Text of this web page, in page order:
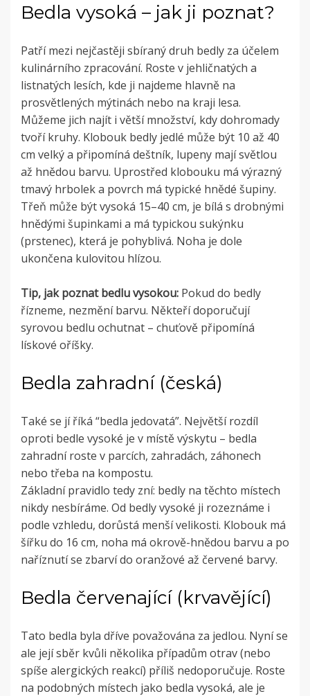
Bedla vysoká – jak ji poznat?
Patří mezi nejčastěji sbíraný druh bedly za účelem
kulinárního zpracování. Roste v jehličnatých a
listnatých lesích, kde ji najdeme hlavně na
prosvětlených mýtinách nebo na kraji lesa.
Můžeme jich najít i větší množství, kdy dohromady
tvoří kruhy. Klobouk bedly jedlé může být 10 až 40
cm velký a připomíná deštník, lupeny mají světlou
až hnědou barvu. Uprostřed klobouku má výrazný
tmavý hrbolek a povrch má typické hnědé šupiny.
Třeň může být vysoká 15–40 cm, je bílá s drobnými
hnědými šupinkami a má typickou sukýnku
(prstenec), která je pohyblivá. Noha je dole
ukončena kulovitou hlízou.
Tip, jak poznat bedlu vysokou: Pokud do bedly
řízneme, nezmění barvu. Někteří doporučují
syrovou bedlu ochutnat – chuťově připomíná
lískové oříšky.
Bedla zahradní (česká)
Také se jí říká “bedla jedovatá”. Největší rozdíl
oproti bedle vysoké je v místě výskytu – bedla
zahradní roste v parcích, zahradách, záhonech
nebo třeba na kompostu.
Základní pravidlo tedy zní: bedly na těchto místech
nikdy nesbíráme. Od bedly vysoké ji rozeznáme i
podle vzhledu, dorůstá menší velikosti. Klobouk má
šířku do 16 cm, noha má okrově-hnědou barvu a po
naříznutí se zbarví do oranžové až červené barvy.
Bedla červenající (krvavějící)
Tato bedla byla dříve považována za jedlou. Nyní se
ale její sběr kvůli několika případům otrav (nebo
spíše alergických reakcí) příliš nedoporučuje. Roste
na podobných místech jako bedla vysoká, ale je